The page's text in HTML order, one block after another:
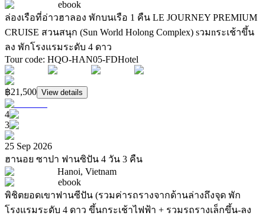
ebook
ล่องเรือที่อ่าวฮาลอง พักบนเรือ 1 คืน LE JOURNEY PREMIUM
CRUISE สวนสนุก (Sun World Holong Complex) sวมnระเช้าขึ้น
ลง พักโรงแรมระดับ 4 ดาว
Tour code: HQO-HAN05-FDHotel
฿21,500 View details
4
3
25 Sep 2026
ฮานอย ซาปา ฟานซิปัน 4 วัน 3 คืน
Hanoi, Vietnam
ebook
พิชิตยอดเขาฟานซีปัน (รวมค่ารถรางจากด้านล่างถึงจุด พัก
โรงแรมระดับ 4 ดาว ขึ้นกระเช้าไฟฟ้า + รวมรถรางเล็กขึ้น-ลง